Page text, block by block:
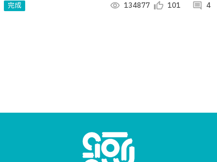
完成 visibility 134877 thumb_up_alt 101 comment 4